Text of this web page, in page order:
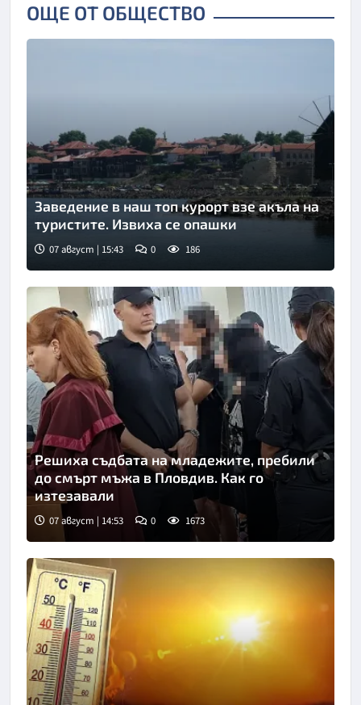
ОЩЕ ОТ ОБЩЕСТВО
Заведение в наш топ курорт взе акъла на
туристите. Извиха се опашки
07 август | 15:43 0 186
Снимка: БГНЕС
Решиха съдбата на младежите, пребили
до смърт мъжа в Пловдив. Как го
изтезавали
07 август | 14:53 0 1673